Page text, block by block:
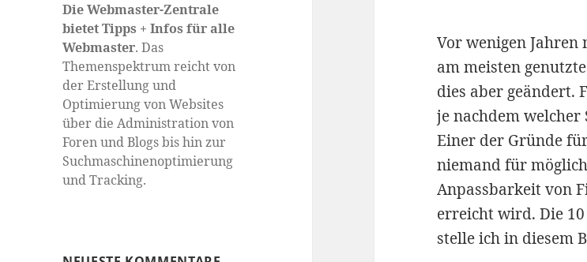
Die Webmaster-Zentrale
bietet Tipps + Infos für alle
Webmaster. Das
Themenspektrum reicht von
der Erstellung und
Optimierung von Websites
über die Administration von
Foren und Blogs bis hin zur
Suchmaschinenoptimierung
und Tracking.
Vor wenigen
am meisten
dies aber geändert.
je nachdem
Einer der Gründe
niemand für
Anpassbarkeit von
erreicht wird. Die
stelle ich in diesem